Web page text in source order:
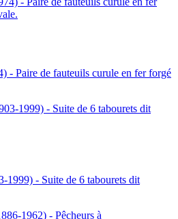
- Paire de fauteuils curule en fer forgé
- Suite de 6 tabourets dit